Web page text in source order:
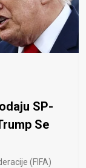
SP-
Se
(FIFA)